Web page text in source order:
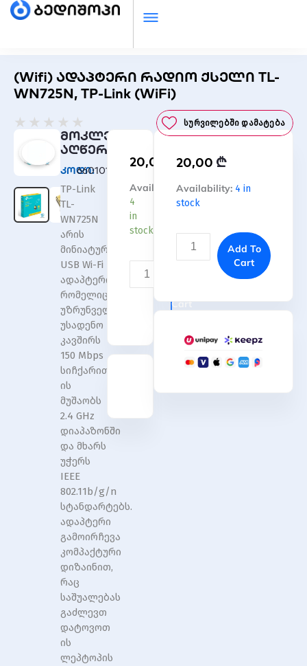
(Wifi) ადაპტერი რადიო ქსელი TL-
WN725N, TP-Link (WiFi)
★ ★ ★ ★ ★
0
out
5
Სურვილებში Დამატება
მოკლე
აღწერა
კოდი:66010122807
TP-Link
TL-
WN725N
არის
მინიატურული
USB Wi-Fi
ადაპტერი,
რომელიც
უზრუნველყოფს
უსადენო
კავშირს
150 Mbps
სიჩქარით.
ის
მუშაობს
2.4 GHz
დიაპაზონში
და მხარს
უჭერს
IEEE
802.11b/g/n
სტანდარტებს.
ადაპტერი
გამოირჩევა
კომპაქტური
დიზაინით,
რაც
საშუალებას
გაძლევთ
დატოვოთ
ის
ლეპტოპის
20,00 ₾
Availability:
4
in
stock
(Wifi)
ადაპტერი
რადიო
ქსელი
TP-
(WiFi)
quantity
Cart
20,00 ₾
Availability: 4 in
stock
(Wifi)
ადაპტერი
WN725N,
quantity
Add To
Cart